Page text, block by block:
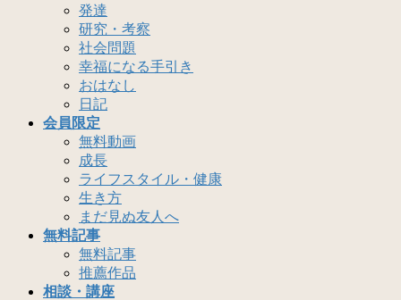
発達
研究・考察
社会問題
幸福になる手引き
おはなし
日記
会員限定
無料動画
成長
ライフスタイル・健康
生き方
まだ見ぬ友人へ
無料記事
無料記事
推薦作品
相談・講座